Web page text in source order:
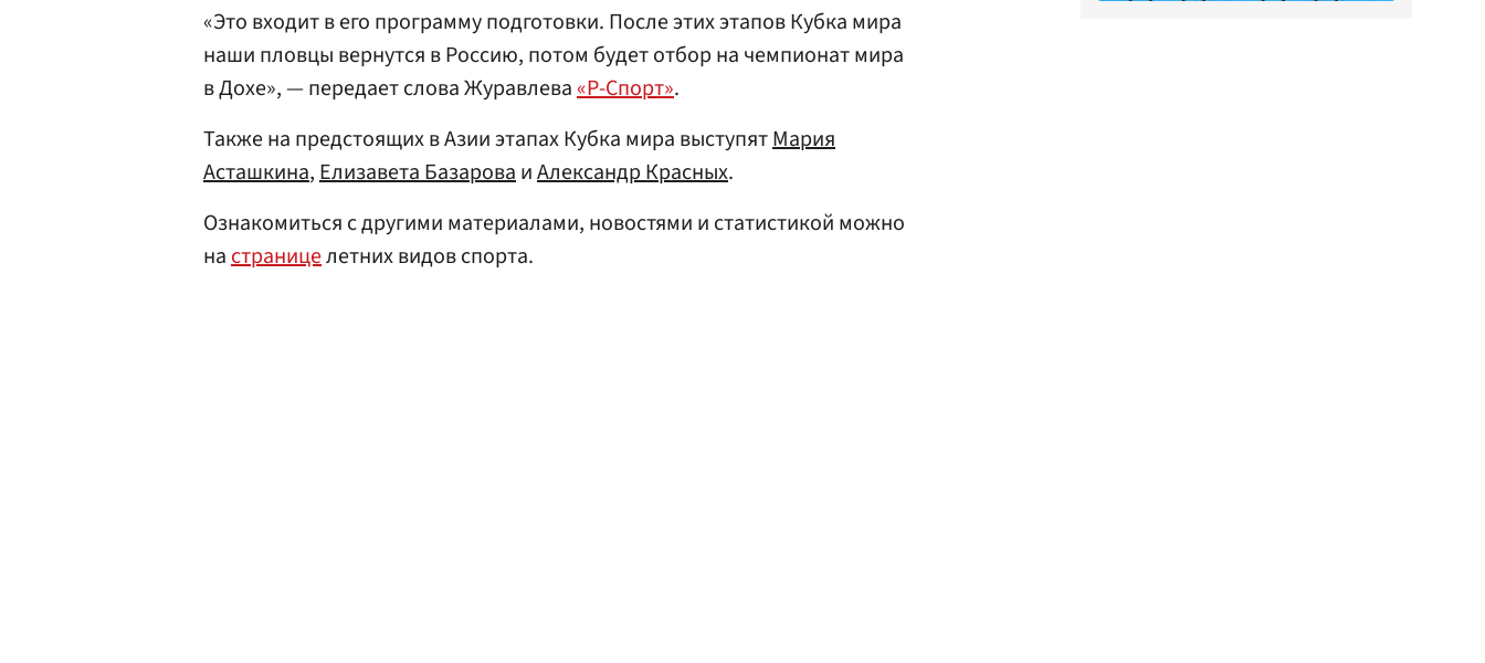
«Это входит в его программу подготовки. После этих этапов Кубка мира
наши пловцы вернутся в Россию, потом будет отбор на чемпионат мира
в Дохе», — передает слова Журавлева«Р-Спорт».
Также на предстоящих в Азии этапах Кубка мира выступятМария
Асташкина,Елизавета БазароваиАлександр Красных.
Ознакомиться с другими материалами, новостями и статистикой можно
настраницелетних видов спорта.